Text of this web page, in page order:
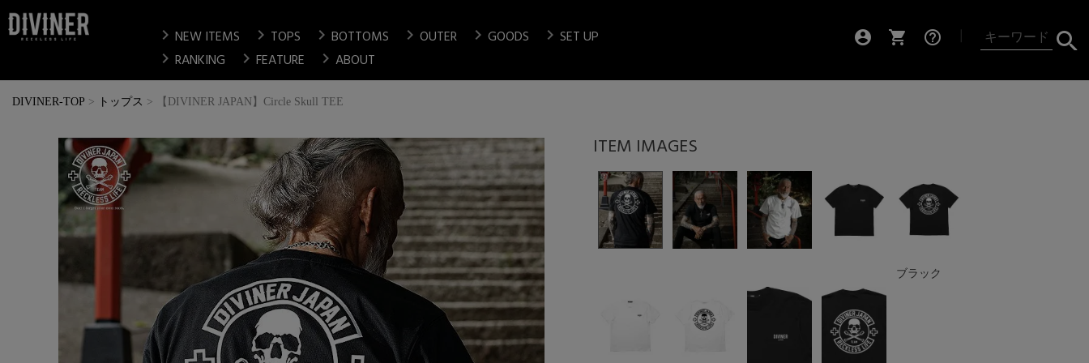
chevron_right NEW ITEMS chevron_right TOPS chevron_right BOTTOMS chevron_right OUTER chevron_right GOODS chevron_right SET UP
chevron_right RANKING chevron_right FEATURE chevron_right ABOUT
account_circle shopping_cart help_outline
DIVINER-TOP トップス 【DIVINER JAPAN】Circle Skull TEE
ブラック